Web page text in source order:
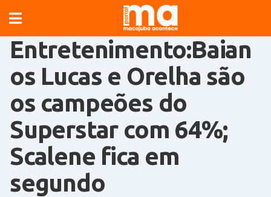
Entretenimento:Baian
os Lucas e Orelha são
os campeões do
Superstar com 64%;
Scalene fica em
segundo